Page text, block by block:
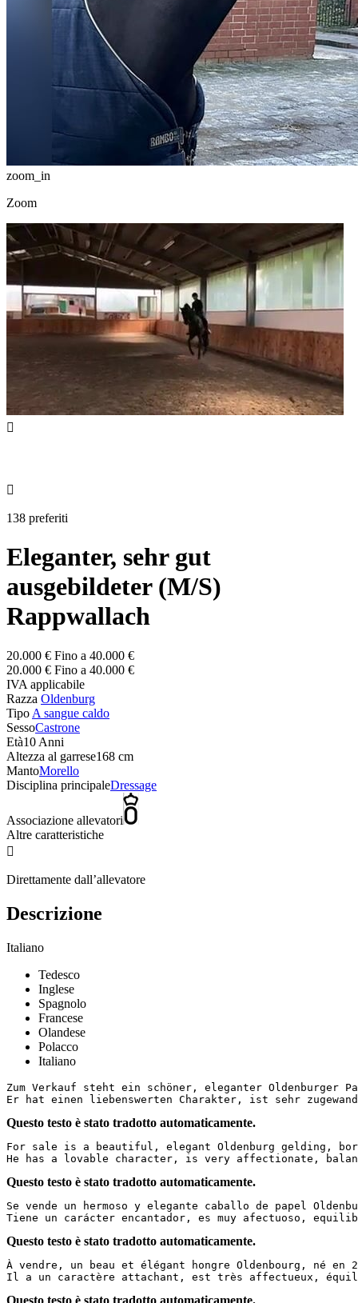
zoom_in
Zoom


138 preferiti
Eleganter, sehr gut
ausgebildeter (M/S)
Rappwallach
20.000 € Fino a 40.000 €
20.000 € Fino a 40.000 €
IVA applicabile
Razza Oldenburg
Tipo A sangue caldo
SessoCastrone
Età10 Anni
Altezza al garrese168 cm
MantoMorello
Disciplina principaleDressage
Associazione allevatori
Altre caratteristiche

Direttamente dall’allevatore
Descrizione
Italiano
Tedesco
Inglese
Spagnolo
Francese
Olandese
Polacco
Italiano
Zum Verkauf steht ein schöner, eleganter Oldenburger
Er hat einen liebenswerten Charakter, ist sehr
Questo testo è stato tradotto automaticamente.
For sale is a beautiful, elegant Oldenburg gelding,
He has a lovable character, is very affectionate,
Questo testo è stato tradotto automaticamente.
Se vende un hermoso y elegante caballo de papel
Tiene un carácter encantador, es muy afectuoso,
Questo testo è stato tradotto automaticamente.
À vendre, un beau et élégant hongre Oldenbourg, né
Il a un caractère attachant, est très affectueux,
Questo testo è stato tradotto automaticamente.